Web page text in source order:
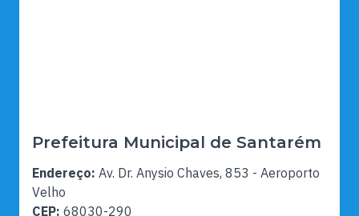
Prefeitura Municipal de Santarém
Endereço: Av. Dr. Anysio Chaves, 853 - Aeroporto
Velho
CEP: 68030-290